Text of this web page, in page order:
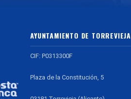
AYUNTAMIENTO DE TORREVIEJA
CIF: P0313300F
Plaza de la Constitución, 5